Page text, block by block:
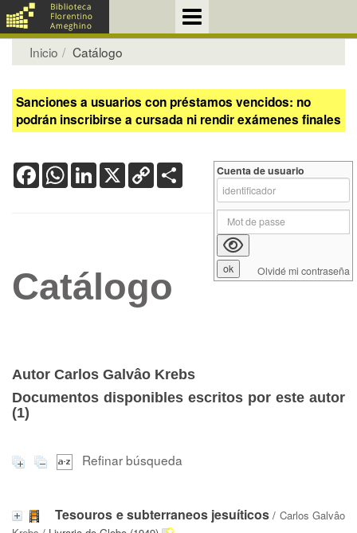
Inicio Catálogo
Sanciones a usuarios con préstamos vencidos: no
podrán inscribirse a cursada ni rendir exámenes finales
FacebookWhatsApp
LinkedIn
X Copy
Link
Catálogo
Autor Carlos Galvâo Krebs
Documentos disponibles escritos por este autor
(1)
Refinar búsqueda
Tesouros e subterraneos jesuíticos / Carlos Galvâo
Cuenta de usuario
Olvidé mi contraseña